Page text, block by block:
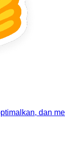
dan